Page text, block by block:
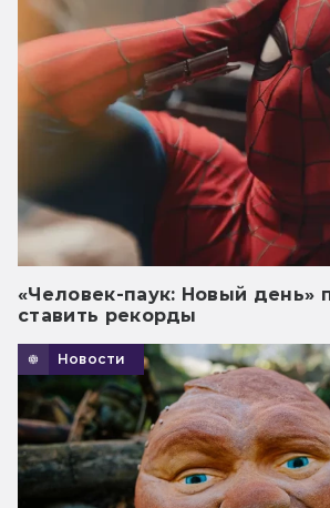
«Человек-паук: Новый день»
ставить рекорды
Новости